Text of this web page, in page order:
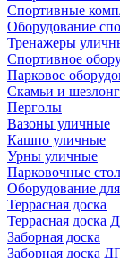
Спортивные
Оборудование
Тренажеры
Спортивное
Парковое
Скамьи и
Перголы
Вазоны уличные
Кашпо уличные
Урны уличные
Парковочные
Оборудование
Террасная доска
Террасная доска
Заборная доска
Заборная доска